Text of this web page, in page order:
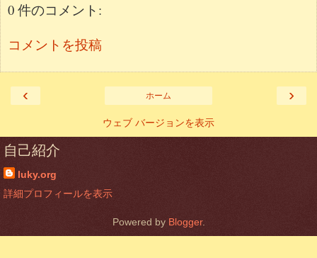
0 件のコメント:
コメントを投稿
‹ ›
ホーム
ウェブ バージョンを表示
自己紹介
luky.org
詳細プロフィールを表示
Powered by Blogger.